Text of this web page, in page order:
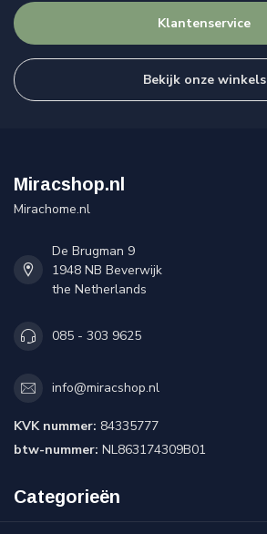
Klantenservice
Bekijk onze winkels
Miracshop.nl
Mirachome.nl
De Brugman 9
1948 NB Beverwijk
the Netherlands
085 - 303 9625
info@miracshop.nl
KVK nummer: 84335777
btw-nummer: NL863174309B01
Categorieën